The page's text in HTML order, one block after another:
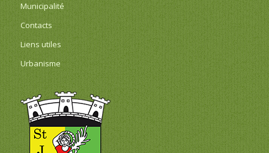
Municipalité
Contacts
Liens utiles
Urbanisme